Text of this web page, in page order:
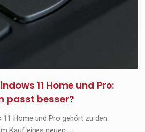
11 Home und Pro:
passt besser?
11 Home und Pro gehört zu den
Kauf eines neuen ...